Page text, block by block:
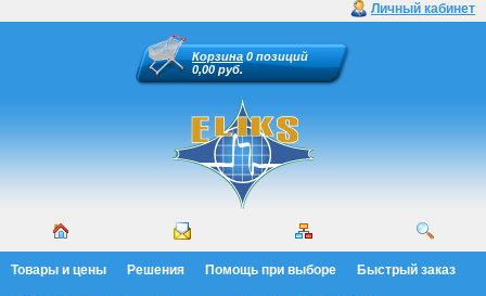
Личный кабинет
Корзина 0 позиций
0,00 руб.
Товары и цены Решения Помощь при выборе Быстрый заказ